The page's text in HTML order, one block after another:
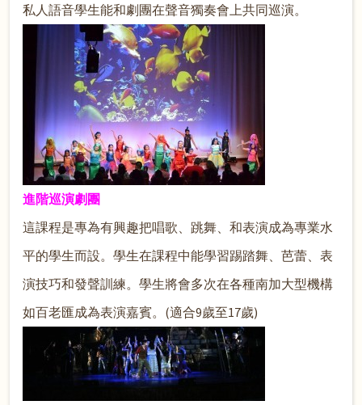
私人語音學生能和劇團在聲音獨奏會上共同巡演。
進階巡演劇團
這課程是專為有興趣把唱歌、跳舞、和表演成為專業水
平的學生而設。學生在課程中能學習踢踏舞、芭蕾、表
演技巧和發聲訓練。學生將會多次在各種南加大型機構
如百老匯成為表演嘉賓。(適合9歲至17歲)